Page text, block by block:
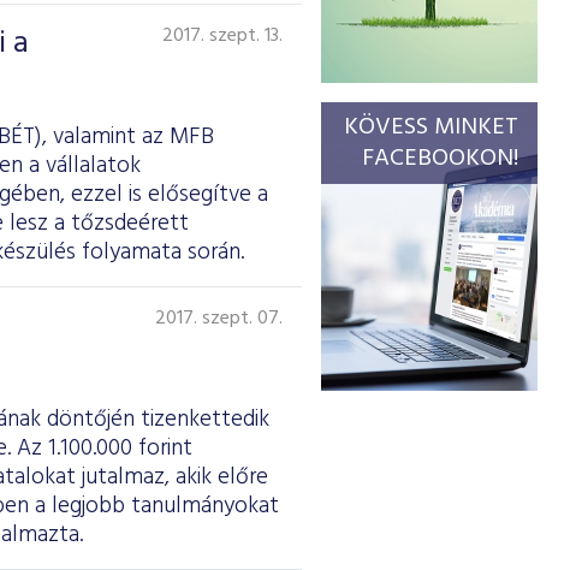
a
2017. szept. 13.
valamint az MFB
a vállalatok
ezzel is elősegítve a
lesz a tőzsdeérett
folyamata során.
2017. szept. 07.
döntőjén tizenkettedik
1.100.000 forint
jutalmaz, akik előre
a legjobb tanulmányokat
KÖVESS MINKET
FACEBOOKON!